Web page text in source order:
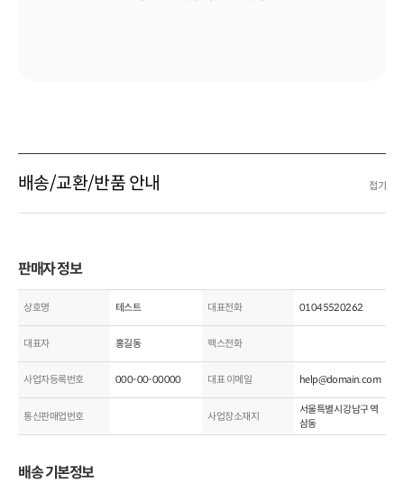
배송/교환/반품 안내 접기
판매자 정보
상호명 테스트 대표전화 01045520262
대표자 홍길동 팩스전화
사업자등록번호 000-00-00000 대표 이메일 help@domain.com
통신판매업번호 사업장소재지
서울특별시 강남구 역
삼동
배송 기본정보